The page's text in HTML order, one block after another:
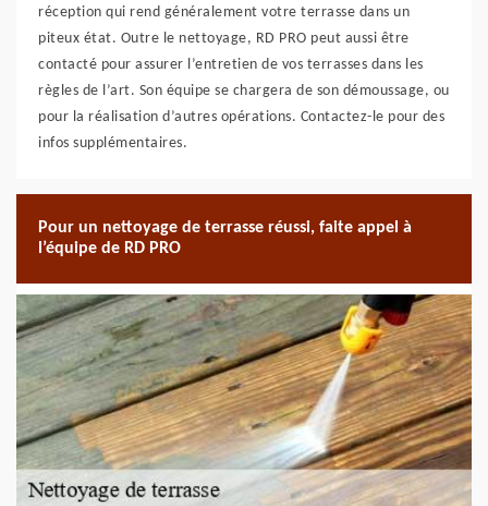
réception qui rend généralement votre terrasse dans un
piteux état. Outre le nettoyage, RD PRO peut aussi être
contacté pour assurer l’entretien de vos terrasses dans les
règles de l’art. Son équipe se chargera de son démoussage, ou
pour la réalisation d’autres opérations. Contactez-le pour des
infos supplémentaires.
Pour un nettoyage de terrasse réussi, faite appel à
l’équipe de RD PRO